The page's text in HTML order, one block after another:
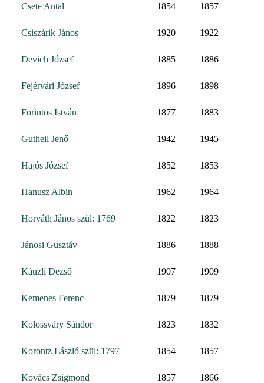
Csete Antal 1854 1857
Csiszárik János 1920 1922
Devich József 1885 1886
Fejérvári József 1896 1898
Forintos István 1877 1883
Gutheil Jenő 1942 1945
Hajós József 1852 1853
Hanusz Albin 1962 1964
Horváth János szül: 1769 1822 1823
Jánosi Gusztáv 1886 1888
Káuzli Dezső 1907 1909
Kemenes Ferenc 1879 1879
Kolossváry Sándor 1823 1832
Korontz László szül: 1797 1854 1857
Kovács Zsigmond 1857 1866